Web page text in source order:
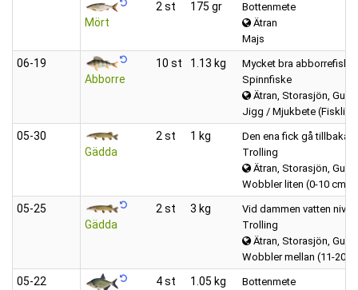
Mört
2 st 175 gr
Bottenmete
Ätran
Majs
06‑19
Abborre
10 st 1.13 kg
Mycket bra
Spinnfiske
Ätran, Storasjön,
Jigg / Mjukbete
05‑30
Gädda
2 st 1 kg
Den ena fick gå tillbaka
Trolling
Ätran, Storasjön,
Wobbler liten (0-10 cm)
05‑25
Gädda
2 st 3 kg
Vid dammen vatten
Trolling
Ätran, Storasjön,
Wobbler mellan (11-20
05‑22
4 st 1.05 kg
Bottenmete